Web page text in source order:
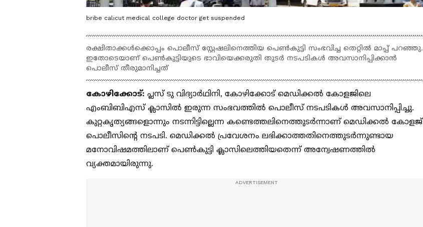
bribe calicut medical college doctor get suspended
രക്ഷിതാക്കള്‍ക്കൊപ്പം പൊലീസ് സ്റ്റേഷലിനെത്തിയ പെണ്‍കുട്ടി സംഭവിച്ച തെറ്റില്‍ മാപ്പ് പറഞ്ഞു.
ഇതോടെയാണ് പെണ്‍കുട്ടിയുടെ ഭാവിയെക്കരുതി തുടര്‍ നടപടികള്‍ അവസാനിപ്പിക്കാന്‍
പൊലീസ് തീരുമാനിച്ചത്
കോഴിക്കോട്: പ്ലസ് ടു വിദ്യാര്‍ഥിനി, കോഴിക്കോട് മെഡിക്കല്‍ കോളജിലെ
എംബിബിഎസ് ക്ലാസിൽ ഇരുന്ന സംഭവത്തില്‍ പൊലീസ് നടപടികള്‍ അവസാനിപ്പിച്ചു.
കുറ്റകൃത്യങ്ങളൊന്നും നടന്നിട്ടില്ലെന്ന കണ്ടെത്തലിനെത്തുടര്‍ന്നാണ് മെഡിക്കല്‍ കോളജ്
പൊലീസിന്‍റെ നടപടി. മെഡിക്കല്‍ പ്രവേശനം ലഭിക്കാത്തതിനെത്തുടര്‍ന്നുണ്ടായ
മനോവിഷമത്തിലാണ് പെണ്‍കുട്ടി ക്ലാസിലെത്തിയതെന്ന് അന്വേഷണത്തില്‍
വ്യക്തമായിരുന്നു.